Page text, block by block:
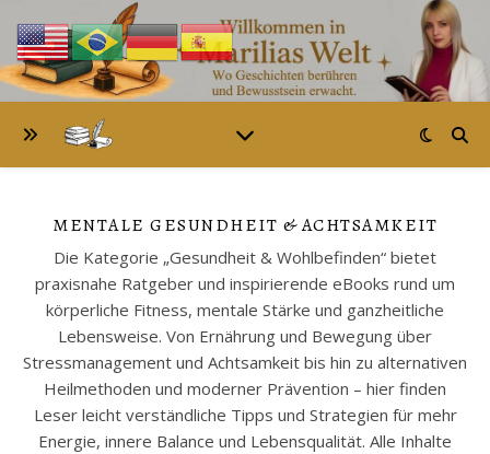
MENTALE GESUNDHEIT & ACHTSAMKEIT
Die Kategorie „Gesundheit & Wohlbefinden“ bietet
praxisnahe Ratgeber und inspirierende eBooks rund um
körperliche Fitness, mentale Stärke und ganzheitliche
Lebensweise. Von Ernährung und Bewegung über
Stressmanagement und Achtsamkeit bis hin zu alternativen
Heilmethoden und moderner Prävention – hier finden
Leser leicht verständliche Tipps und Strategien für mehr
Energie, innere Balance und Lebensqualität. Alle Inhalte